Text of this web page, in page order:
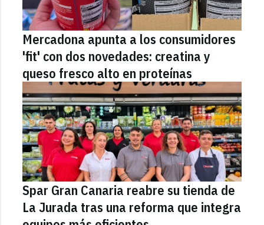
Mercadona apunta a los consumidores
'fit' con dos novedades: creatina y
queso fresco alto en proteínas
Spar Gran Canaria reabre su tienda de
La Jurada tras una reforma que integra